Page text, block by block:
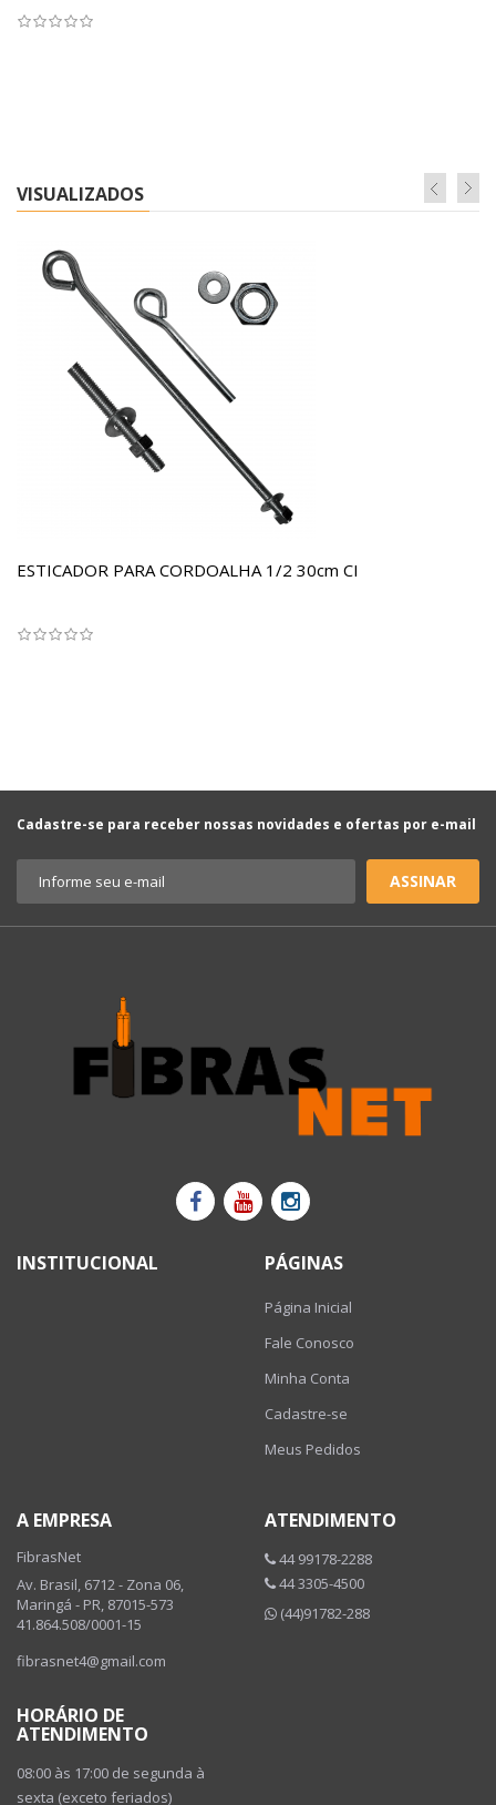
VISUALIZADOS
ESTICADOR PARA CORDOALHA 1/2 30cm CI
Cadastre-se para receber nossas novidades e ofertas por e-mail
ASSINAR
INSTITUCIONAL PÁGINAS
Página Inicial
Fale Conosco
Minha Conta
Cadastre-se
Meus Pedidos
A EMPRESA
FibrasNet
Av. Brasil, 6712 - Zona 06,
Maringá - PR, 87015-573
41.864.508/0001-15
fibrasnet4@gmail.com
HORÁRIO DE
ATENDIMENTO
08:00 às 17:00 de segunda à
sexta (exceto feriados)
ATENDIMENTO
44 99178-2288
44 3305-4500
(44)91782-288